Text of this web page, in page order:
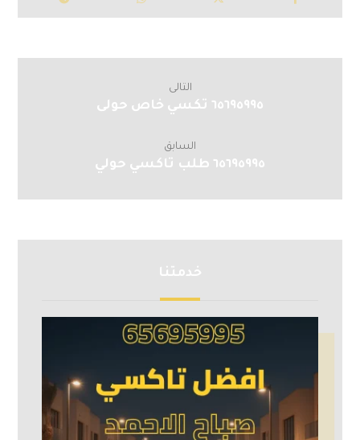
التالى
٦٥٦٩٥٩٩٥ تكسي خاص حولى
السابق
٦٥٦٩٥٩٩٥ طلب تاكسي حولي
خدمتنا